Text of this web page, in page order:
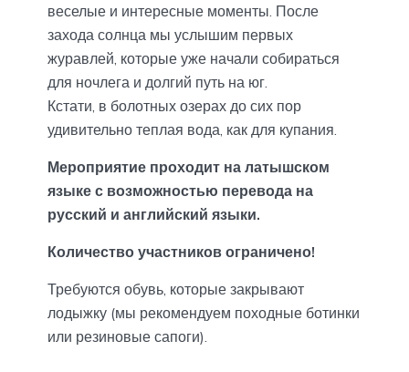
веселые и интересные моменты. После
захода солнца мы услышим первых
журавлей, которые уже начали собираться
для ночлега и долгий путь на юг.
Кстати, в болотных озерах до сих пор
удивительно теплая вода, как для купания.
Мероприятие проходит на латышском
языке с возможностью перевода на
русский и английский языки.
Количество участников ограничено!
Требуются обувь, которые закрывают
лодыжку (мы рекомендуем походные ботинки
или резиновые сапоги).